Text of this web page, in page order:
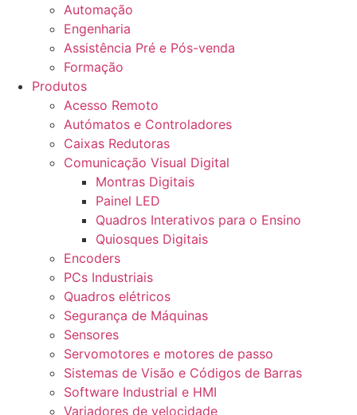
Automação
Engenharia
Assistência Pré e Pós-venda
Formação
Produtos
Acesso Remoto
Autómatos e Controladores
Caixas Redutoras
Comunicação Visual Digital
Montras Digitais
Painel LED
Quadros Interativos para o Ensino
Quiosques Digitais
Encoders
PCs Industriais
Quadros elétricos
Segurança de Máquinas
Sensores
Servomotores e motores de passo
Sistemas de Visão e Códigos de Barras
Software Industrial e HMI
Variadores de velocidade